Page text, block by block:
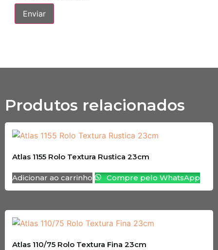
Produtos relacionados
Atlas 1155 Rolo Textura Rustica 23cm
Adicionar ao carrinho Compre pelo WhatsApp
Atlas 110/75 Rolo Textura Fina 23cm